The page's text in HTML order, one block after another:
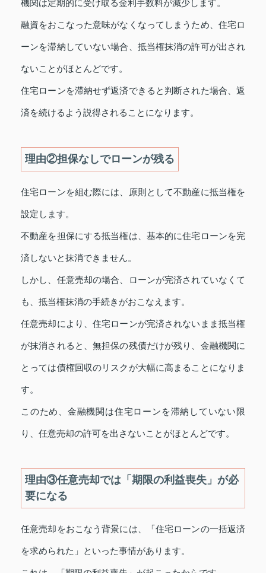
機関は定期的に受け取る金利手数料が減少します。
融資をおこなった意味がなくなってしまうため、住宅ロ
ーンを滞納していない場合、抵当権抹消の許可が出され
ないことがほとんどです。
住宅ローンを滞納せず返済できると判断された場合、返
済を続けるよう説得されることになります。
理由②担保なしでローンが残る
住宅ローンを組む際には、原則として不動産に抵当権を
設定します。
不動産を担保にする抵当権は、基本的に住宅ローンを完
済しないと抹消できません。
しかし、任意売却の場合、ローンが完済されていなくて
も、抵当権抹消の手続きがおこなえます。
任意売却により、住宅ローンが完済されないまま抵当権
が抹消されると、無担保の残債だけが残り、金融機関に
とっては債権回収のリスクが大幅に高まることになりま
す。
このため、金融機関は住宅ローンを滞納していない限
り、任意売却の許可を出さないことがほとんどです。
理由③任意売却では「期限の利益喪失」が必
要になる
任意売却をおこなう背景には、「住宅ローンの一括返済
を求められた」といった事情があります。